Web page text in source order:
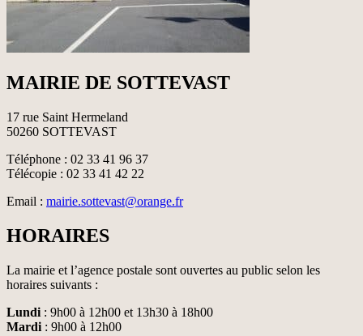
MAIRIE DE SOTTEVAST
17 rue Saint Hermeland
50260 SOTTEVAST
Téléphone : 02 33 41 96 37
Télécopie : 02 33 41 42 22
Email : mairie.sottevast@orange.fr
HORAIRES
La mairie et l’agence postale sont ouvertes au public selon les
horaires suivants :
Lundi : 9h00 à 12h00 et 13h30 à 18h00
Mardi : 9h00 à 12h00